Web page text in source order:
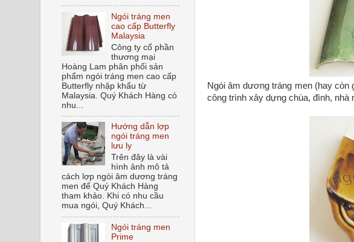
Ngói âm dương tráng men (hay
công trình xây dựng chùa, đình,
Ngói tráng men
cao cấp Butterfly
Malaysia
Công ty cổ phần
thương mại
Hoàng Lam phân phối sản
phẩm ngói tráng men cao cấp
Butterfly nhập khẩu từ
Malaysia. Quý Khách Hàng có
nhu...
Hướng dẫn lợp
ngói tráng men
lưu ly
Trên đây là vài
hình ảnh mô tả
cách lợp ngói âm dương tráng
men để Quý Khách Hàng
tham khảo. Khi có nhu cầu
mua ngói, Quý Khách...
Ngói tráng men
Prime